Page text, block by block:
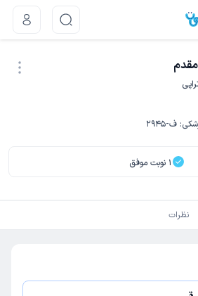
: ف-2945
1 نوبت موفق
نظرات